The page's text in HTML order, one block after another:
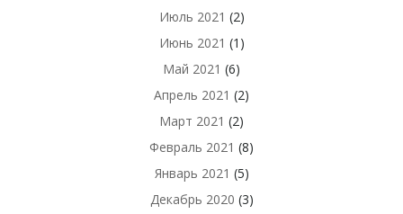
Июль 2021 (2)
Июнь 2021 (1)
Май 2021 (6)
Апрель 2021 (2)
Март 2021 (2)
Февраль 2021 (8)
Январь 2021 (5)
Декабрь 2020 (3)